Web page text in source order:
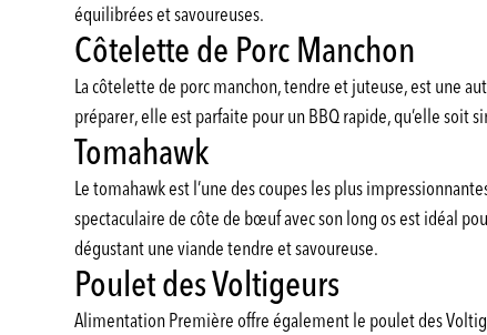
équilibrées et savoureuses.
Côtelette de Porc Manchon
La côtelette de porc manchon, tendre et juteuse, est une
préparer, elle est parfaite pour un BBQ rapide, qu’elle soit
Tomahawk
Le tomahawk est l’une des coupes les plus
spectaculaire de côte de bœuf avec son long os est idéal
dégustant une viande tendre et savoureuse.
Poulet des Voltigeurs
Alimentation Première offre également le poulet des